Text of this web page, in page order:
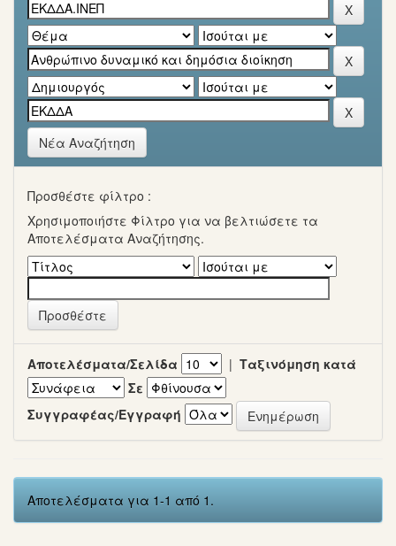
Νέα Αναζήτηση
Προσθέστε φίλτρο :
Χρησιμοποιήστε Φίλτρο για να βελτιώσετε τα
Αποτελέσματα Αναζήτησης.
Αποτελέσματα/Σελίδα | Ταξινόμηση κατά
Σε
Συγγραφέας/Εγγραφή
Αποτελέσματα για 1-1 από 1.